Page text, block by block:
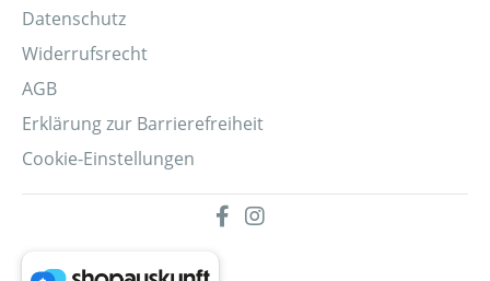
Datenschutz
Widerrufsrecht
AGB
Erklärung zur Barrierefreiheit
Cookie-Einstellungen